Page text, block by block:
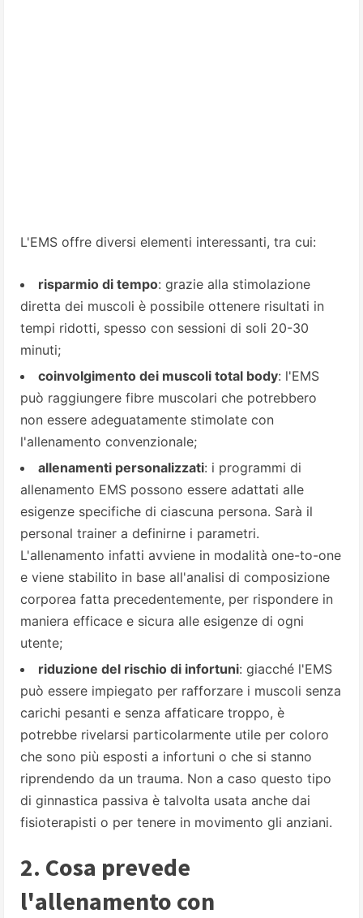
L'EMS offre diversi elementi interessanti, tra cui:
risparmio di tempo: grazie alla stimolazione
diretta dei muscoli è possibile ottenere risultati in
tempi ridotti, spesso con sessioni di soli 20-30
minuti;
coinvolgimento dei muscoli total body: l'EMS
può raggiungere fibre muscolari che potrebbero
non essere adeguatamente stimolate con
l'allenamento convenzionale;
allenamenti personalizzati: i programmi di
allenamento EMS possono essere adattati alle
esigenze specifiche di ciascuna persona. Sarà il
personal trainer a definirne i parametri.
L'allenamento infatti avviene in modalità one-to-one
e viene stabilito in base all'analisi di composizione
corporea fatta precedentemente, per rispondere in
maniera efficace e sicura alle esigenze di ogni
utente;
riduzione del rischio di infortuni: giacché l'EMS
può essere impiegato per rafforzare i muscoli senza
carichi pesanti e senza affaticare troppo, è
potrebbe rivelarsi particolarmente utile per coloro
che sono più esposti a infortuni o che si stanno
riprendendo da un trauma. Non a caso questo tipo
di ginnastica passiva è talvolta usata anche dai
fisioterapisti o per tenere in movimento gli anziani.
2. Cosa prevede
l'allenamento con